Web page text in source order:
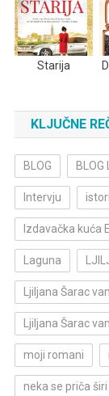
Starija
KLJUČNE
BLOG BLOG
Intervju
Izdavačka kuća
Laguna
Ljiljana Šarac
Ljiljana Šarac
moji romani
neka se priča širi